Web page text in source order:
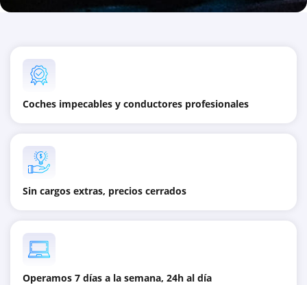
Coches impecables y conductores profesionales
Sin cargos extras, precios cerrados
Operamos 7 días a la semana, 24h al día